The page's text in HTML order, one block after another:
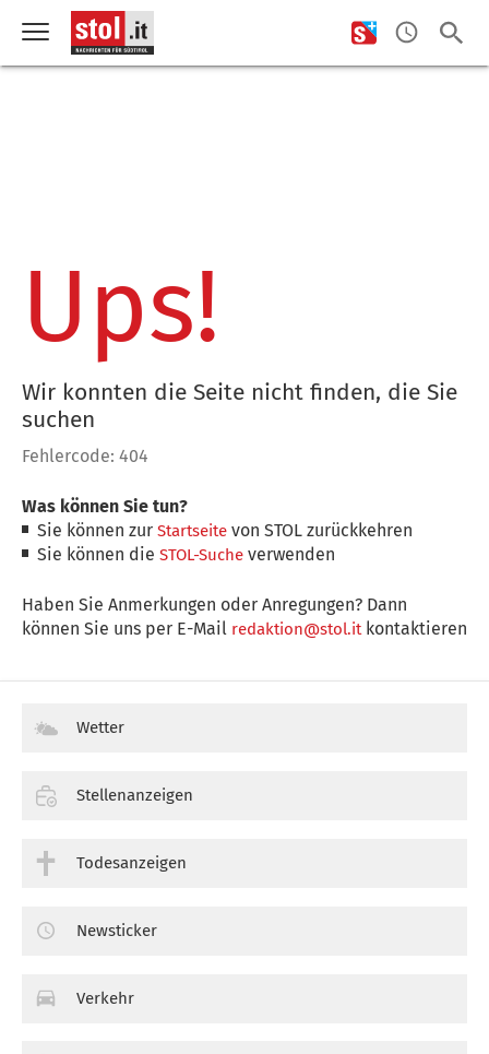
Ups!
Wir konnten die Seite nicht finden, die Sie
suchen
Fehlercode: 404
Was können Sie tun?
Sie können zurStartseite von STOL zurückkehren
Sie können dieSTOL-Suche verwenden
Haben Sie Anmerkungen oder Anregungen? Dann
können Sie uns per E-Mail redaktion@stol.itkontaktieren
Wetter
Stellenanzeigen
Todesanzeigen
Newsticker
Verkehr